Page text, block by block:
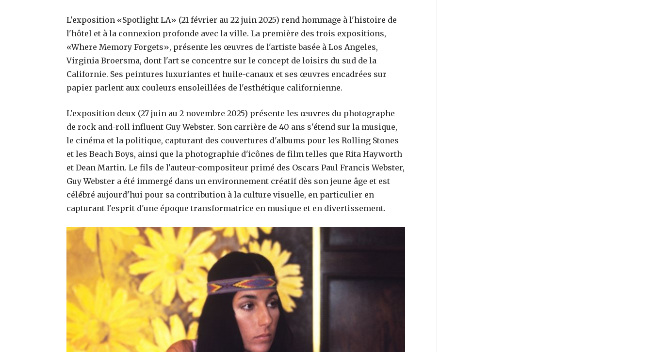
L'exposition «Spotlight LA» (21 février au 22 juin 2025) rend hommage à l'histoire de
l'hôtel et à la connexion profonde avec la ville. La première des trois expositions,
«Where Memory Forgets», présente les œuvres de l'artiste basée à Los Angeles,
Virginia Broersma, dont l'art se concentre sur le concept de loisirs du sud de la
Californie. Ses peintures luxuriantes et huile-canaux et ses œuvres encadrées sur
papier parlent aux couleurs ensoleillées de l'esthétique californienne.
L'exposition deux (27 juin au 2 novembre 2025) présente les œuvres du photographe
de rock and-roll influent Guy Webster. Son carrière de 40 ans s'étend sur la musique,
le cinéma et la politique, capturant des couvertures d'albums pour les Rolling Stones
et les Beach Boys, ainsi que la photographie d'icônes de film telles que Rita Hayworth
et Dean Martin. Le fils de l'auteur-compositeur primé des Oscars Paul Francis Webster,
Guy Webster a été immergé dans un environnement créatif dès son jeune âge et est
célébré aujourd'hui pour sa contribution à la culture visuelle, en particulier en
capturant l'esprit d'une époque transformatrice en musique et en divertissement.